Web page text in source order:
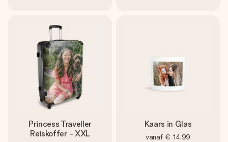
Princess Traveller
Reiskoffer - XXL
Kaars in Glas
vanaf € 14,99